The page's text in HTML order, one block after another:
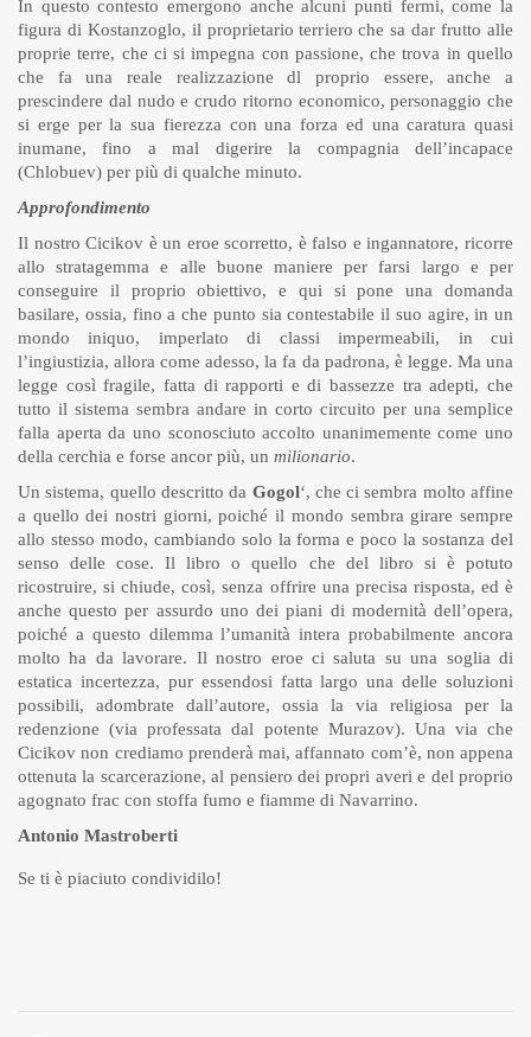
In questo contesto emergono anche alcuni punti fermi, come la
figura di Kostanzoglo, il proprietario terriero che sa dar frutto alle
proprie terre, che ci si impegna con passione, che trova in quello
che fa una reale realizzazione dl proprio essere, anche a
prescindere dal nudo e crudo ritorno economico, personaggio che
si erge per la sua fierezza con una forza ed una caratura quasi
inumane, fino a mal digerire la compagnia dell’incapace
(Chlobuev) per più di qualche minuto.
Approfondimento
Il nostro Cicikov è un eroe scorretto, è falso e ingannatore, ricorre
allo stratagemma e alle buone maniere per farsi largo e per
conseguire il proprio obiettivo, e qui si pone una domanda
basilare, ossia, fino a che punto sia contestabile il suo agire, in un
mondo iniquo, imperlato di classi impermeabili, in cui
l’ingiustizia, allora come adesso, la fa da padrona, è legge. Ma una
legge così fragile, fatta di rapporti e di bassezze tra adepti, che
tutto il sistema sembra andare in corto circuito per una semplice
falla aperta da uno sconosciuto accolto unanimemente come uno
della cerchia e forse ancor più, un milionario.
Un sistema, quello descritto da Gogol‘, che ci sembra molto affine
a quello dei nostri giorni, poiché il mondo sembra girare sempre
allo stesso modo, cambiando solo la forma e poco la sostanza del
senso delle cose. Il libro o quello che del libro si è potuto
ricostruire, si chiude, così, senza offrire una precisa risposta, ed è
anche questo per assurdo uno dei piani di modernità dell’opera,
poiché a questo dilemma l’umanità intera probabilmente ancora
molto ha da lavorare. Il nostro eroe ci saluta su una soglia di
estatica incertezza, pur essendosi fatta largo una delle soluzioni
possibili, adombrate dall’autore, ossia la via religiosa per la
redenzione (via professata dal potente Murazov). Una via che
Cicikov non crediamo prenderà mai, affannato com’è, non appena
ottenuta la scarcerazione, al pensiero dei propri averi e del proprio
agognato frac con stoffa fumo e fiamme di Navarrino.
Antonio Mastroberti
Se ti è piaciuto condividilo!